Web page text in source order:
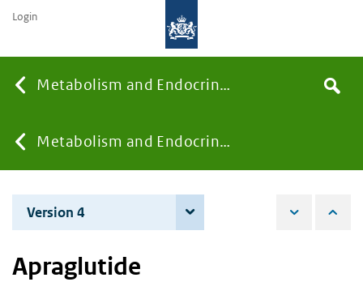
Metabolism and Endocrinology
You
are
here:
Metabolism and Endocrinology
the
Search
Login
Version 4
Apraglutide